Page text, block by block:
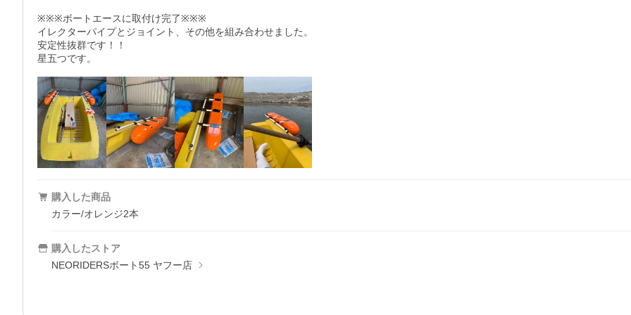
※※※ボートエースに取付け完了※※※
イレクターパイプとジョイント、その他を組み合わせました。
安定性抜群です！！
星五つです。
購入した商品
カラー/オレンジ2本
購入したストア
NEORIDERSボート55 ヤフー店